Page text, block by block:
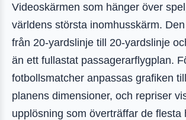
Videoskärmen som hänger över
världens största inomhusskärm.
från 20-yardslinje till 20-yardslinje
än ett fullastat passagerarflygplan.
fotbollsmatcher anpassas grafiken
planens dimensioner, och repriser
upplösning som överträffar de flesta